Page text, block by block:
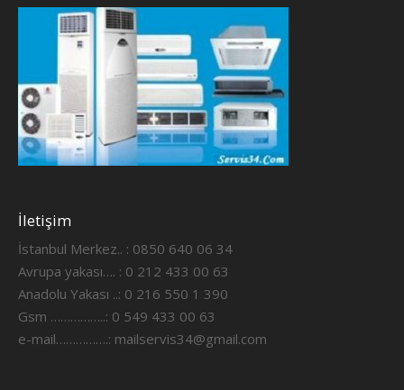
İletişim
İstanbul Merkez.. : 0850 640 06 34
Avrupa yakası…. : 0 212 433 00 63
Anadolu Yakası ..: 0 216 550 1 390
Gsm ……………..: 0 549 433 00 63
e-mail…………….: mailservis34@gmail.com